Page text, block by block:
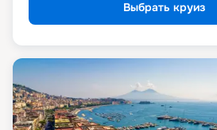
Выбрать круиз